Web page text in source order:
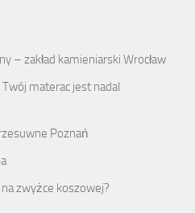
– zakład kamieniarski Wrocław
materac jest nadal
Poznań
zwyżce koszowej?